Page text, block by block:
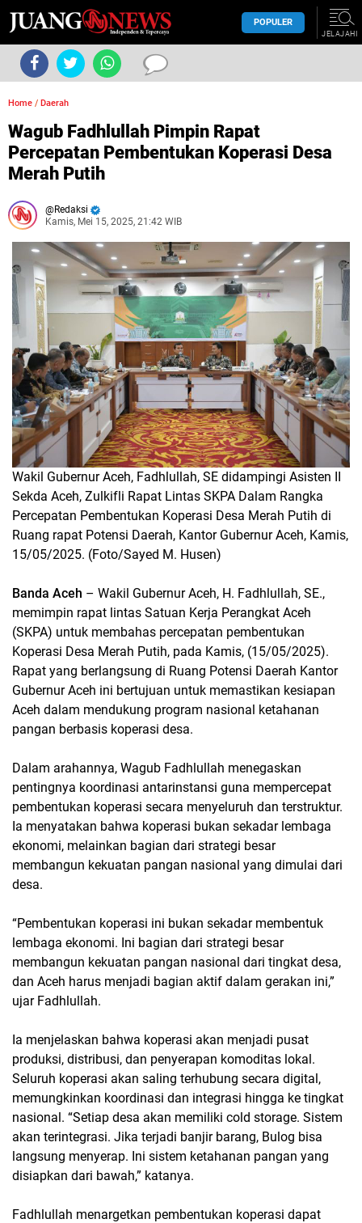
POPULER
JELAJAHI
Home / Daerah
Wagub Fadhlullah Pimpin Rapat
Percepatan Pembentukan Koperasi Desa
Merah Putih
Redaksi
Kamis, Mei 15, 2025, 21:42 WIB
Wakil Gubernur Aceh, Fadhlullah, SE didampingi Asisten II
Sekda Aceh, Zulkifli Rapat Lintas SKPA Dalam Rangka
Percepatan Pembentukan Koperasi Desa Merah Putih di
Ruang rapat Potensi Daerah, Kantor Gubernur Aceh, Kamis,
15/05/2025. (Foto/Sayed M. Husen)
Banda Aceh – Wakil Gubernur Aceh, H. Fadhlullah, SE.,
memimpin rapat lintas Satuan Kerja Perangkat Aceh
(SKPA) untuk membahas percepatan pembentukan
Koperasi Desa Merah Putih, pada Kamis, (15/05/2025).
Rapat yang berlangsung di Ruang Potensi Daerah Kantor
Gubernur Aceh ini bertujuan untuk memastikan kesiapan
Aceh dalam mendukung program nasional ketahanan
pangan berbasis koperasi desa.
Dalam arahannya, Wagub Fadhlullah menegaskan
pentingnya koordinasi antarinstansi guna mempercepat
pembentukan koperasi secara menyeluruh dan terstruktur.
Ia menyatakan bahwa koperasi bukan sekadar lembaga
ekonomi, melainkan bagian dari strategi besar
membangun kekuatan pangan nasional yang dimulai dari
desa.
“Pembentukan koperasi ini bukan sekadar membentuk
lembaga ekonomi. Ini bagian dari strategi besar
membangun kekuatan pangan nasional dari tingkat desa,
dan Aceh harus menjadi bagian aktif dalam gerakan ini,”
ujar Fadhlullah.
Ia menjelaskan bahwa koperasi akan menjadi pusat
produksi, distribusi, dan penyerapan komoditas lokal.
Seluruh koperasi akan saling terhubung secara digital,
memungkinkan koordinasi dan integrasi hingga ke tingkat
nasional. “Setiap desa akan memiliki cold storage. Sistem
akan terintegrasi. Jika terjadi banjir barang, Bulog bisa
langsung menyerap. Ini sistem ketahanan pangan yang
disiapkan dari bawah,” katanya.
Fadhlullah menargetkan pembentukan koperasi dapat